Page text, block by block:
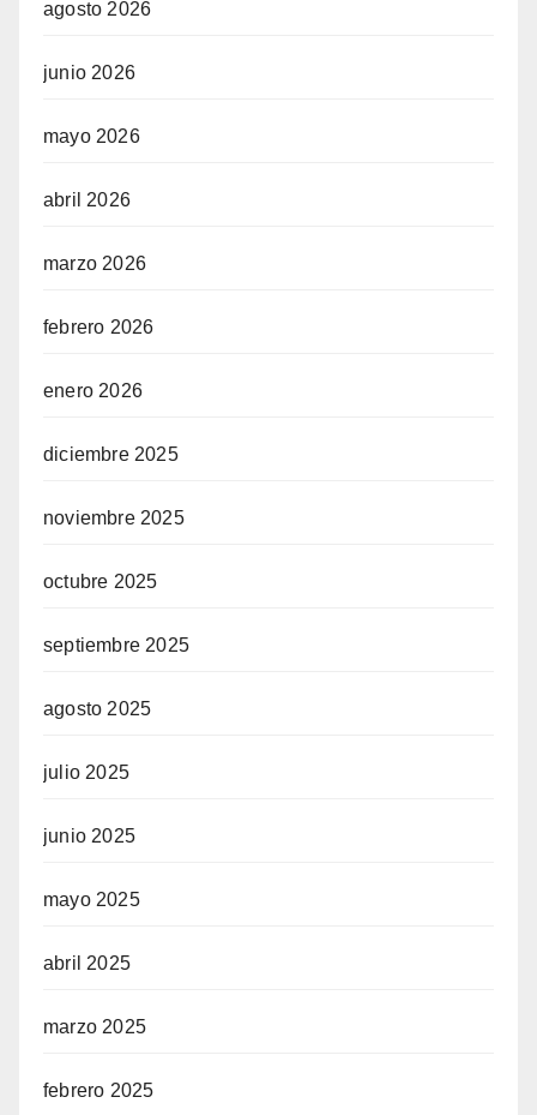
agosto 2026
junio 2026
mayo 2026
abril 2026
marzo 2026
febrero 2026
enero 2026
diciembre 2025
noviembre 2025
octubre 2025
septiembre 2025
agosto 2025
julio 2025
junio 2025
mayo 2025
abril 2025
marzo 2025
febrero 2025